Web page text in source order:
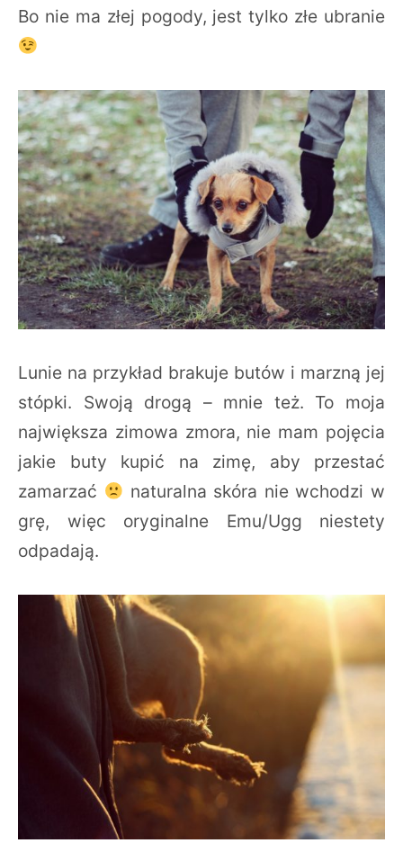
Bo nie ma złej pogody, jest tylko złe ubranie
Lunie na przykład brakuje butów i marzną jej
stópki. Swoją drogą – mnie też. To moja
największa zimowa zmora, nie mam pojęcia
jakie buty kupić na zimę, aby przestać
zamarzać
naturalna skóra nie wchodzi w
grę, więc oryginalne Emu/Ugg niestety
odpadają.